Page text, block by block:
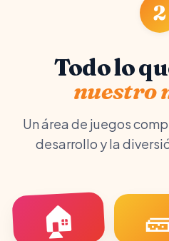
2
Todo lo
nuestro
Un área de juegos
desarrollo y la
🏠